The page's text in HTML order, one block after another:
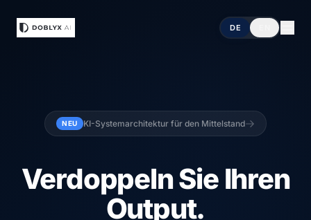
DE
NEU KI-Systemarchitektur für den Mittelstand
Verdoppeln Sie Ihren
Output.